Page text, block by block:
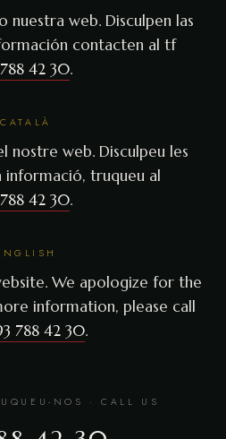
nuestra web. Disculpen las
contacten al tf
42 30.
CATALÀ
nostre web. Disculpeu les
informació, truqueu al
42 30.
We apologize for the
information, please call
788 42 30.
NOS · CALL US